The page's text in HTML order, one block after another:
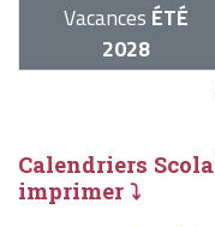
Vacances ÉTÉ
2028
Calendriers
imprimer ⤵